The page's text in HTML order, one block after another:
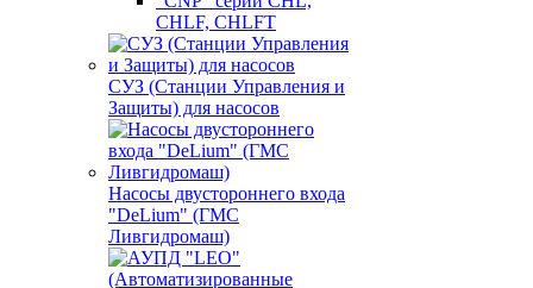
CHLF, CHLFT
СУЗ (Станции Управления и
Защиты) для насосов
Насосы двустороннего входа
"DeLium" (ГМС
Ливгидромаш)